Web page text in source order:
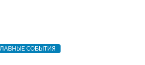
СОБЫТИЯ